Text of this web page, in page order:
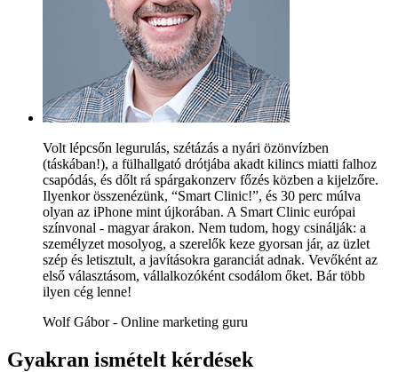
Volt lépcsőn legurulás, szétázás a nyári özönvízben
(táskában!), a fülhallgató drótjába akadt kilincs miatti falhoz
csapódás, és dőlt rá spárgakonzerv főzés közben a kijelzőre.
Ilyenkor összenézünk, “Smart Clinic!”, és 30 perc múlva
olyan az iPhone mint újkorában. A Smart Clinic európai
színvonal - magyar árakon. Nem tudom, hogy csinálják: a
személyzet mosolyog, a szerelők keze gyorsan jár, az üzlet
szép és letisztult, a javításokra garanciát adnak. Vevőként az
első választásom, vállalkozóként csodálom őket. Bár több
ilyen cég lenne!
Wolf Gábor - Online marketing guru
Gyakran ismételt kérdések